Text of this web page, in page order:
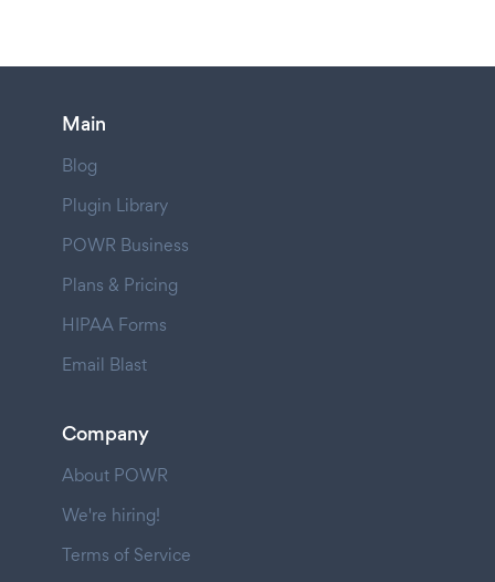
Main
Blog
Plugin Library
POWR Business
Plans & Pricing
HIPAA Forms
Email Blast
Company
About POWR
We're hiring!
Terms of Service